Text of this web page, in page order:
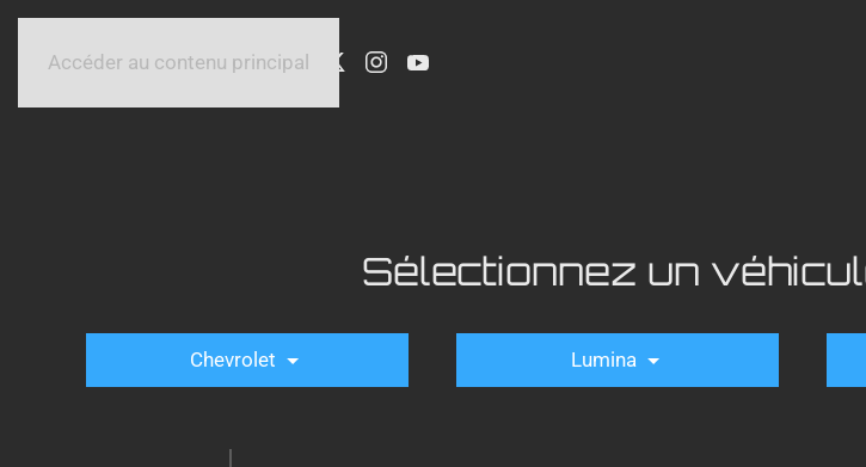
Accéder au contenu principal
Sélectionnez un
Chevrolet Lumina